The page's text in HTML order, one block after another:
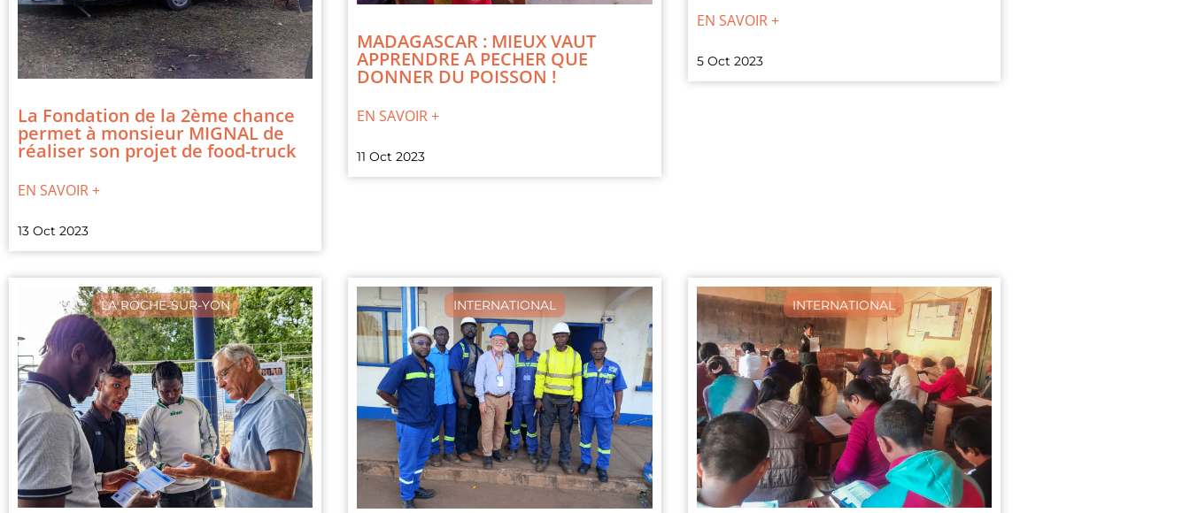
La Fondation de la 2ème chance
permet à monsieur MIGNAL de
réaliser son projet de food-truck
EN SAVOIR +
13 Oct 2023
MADAGASCAR : MIEUX VAUT
APPRENDRE A PECHER QUE
DONNER DU POISSON !
EN SAVOIR +
11 Oct 2023
EN SAVOIR +
5 Oct 2023
LA ROCHE-SUR-YON INTERNATIONAL INTERNATIONAL